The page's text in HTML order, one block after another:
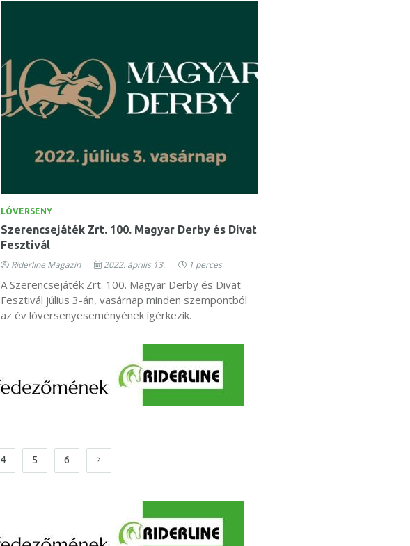
LÓVERSENY
Szerencsejáték Zrt. 100. Magyar Derby és Divat
Fesztivál
Riderline Magazin 2022. április 13. 1 perces
A Szerencsejáték Zrt. 100. Magyar Derby és Divat
Fesztivál július 3-án, vasárnap minden szempontból
az év lóversenyeseményének ígérkezik.
4 5 6